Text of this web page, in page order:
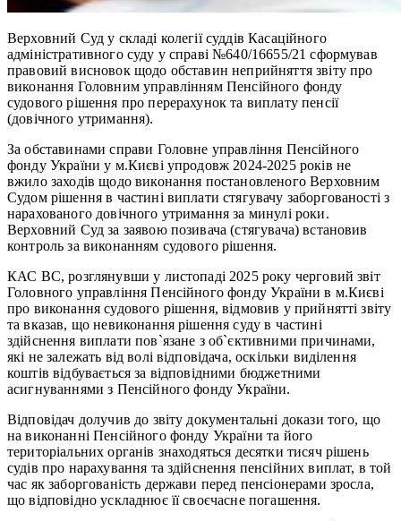
Верховний Суд у складі колегії суддів Касаційного
адміністративного суду у справі №640/16655/21 сформував
правовий висновок щодо обставин неприйняття звіту про
виконання Головним управлінням Пенсійного фонду
судового рішення про перерахунок та виплату пенсії
(довічного утримання).
За обставинами справи Головне управління Пенсійного
фонду України у м.Києві упродовж 2024-2025 років не
вжило заходів щодо виконання постановленого Верховним
Судом рішення в частині виплати стягувачу заборгованості з
нарахованого довічного утримання за минулі роки.
Верховний Суд за заявою позивача (стягувача) встановив
контроль за виконанням судового рішення.
КАС ВС, розглянувши у листопаді 2025 року черговий звіт
Головного управління Пенсійного фонду України в м.Києві
про виконання судового рішення, відмовив у прийнятті звіту
та вказав, що невиконання рішення суду в частині
здійснення виплати пов`язане з об`єктивними причинами,
які не залежать від волі відповідача, оскільки виділення
коштів відбувається за відповідними бюджетними
асигнуваннями з Пенсійного фонду України.
Відповідач долучив до звіту документальні докази того, що
на виконанні Пенсійного фонду України та його
територіальних органів знаходяться десятки тисяч рішень
судів про нарахування та здійснення пенсійних виплат, в той
час як заборгованість держави перед пенсіонерами зросла,
що відповідно ускладнює її своєчасне погашення.